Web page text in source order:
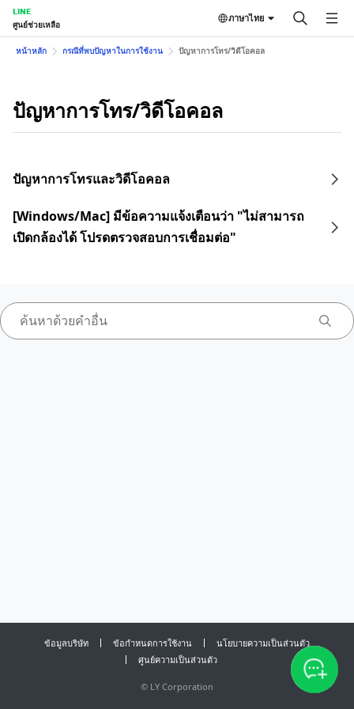
LINE
ศูนย์ช่วยเหลือ
ภาษาไทย
หน้าหลัก กรณีที่พบปัญหาในการใช้งาน ปัญหาการโทร/วิดีโอคอล
ปัญหาการโทร/วิดีโอคอล
ปัญหาการโทรและวิดีโอคอล
[Windows/Mac] มีข้อความแจ้งเตือนว่า "ไม่สามารถ
เปิดกล้องได้ โปรดตรวจสอบการเชื่อมต่อ"
ข้อมูลบริษัท ข้อกำหนดการใช้งาน
นโยบายความเป็นส่วนตัว
ศูนย์ความเป็นส่วนตัว
© LY Corporation